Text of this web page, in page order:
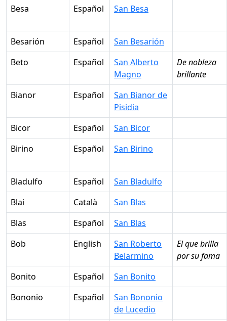
Besa
Español San Besa
Besarión Español
San Besarión
Beto
Español
San Alberto
Magno
De nobleza
brillante
Bianor
Español
San Bianor de
Pisidia
Bicor
Español
San Bicor
Birino
Español San Birino
Bladulfo Español
San Bladulfo
Blai
Català
San Blas
Blas
Español
San Blas
Bob
English
San Roberto
Belarmino
El que brilla
por su fama
Bonito
Español
San Bonito
Bononio
Español
San Bononio
de Lucedio